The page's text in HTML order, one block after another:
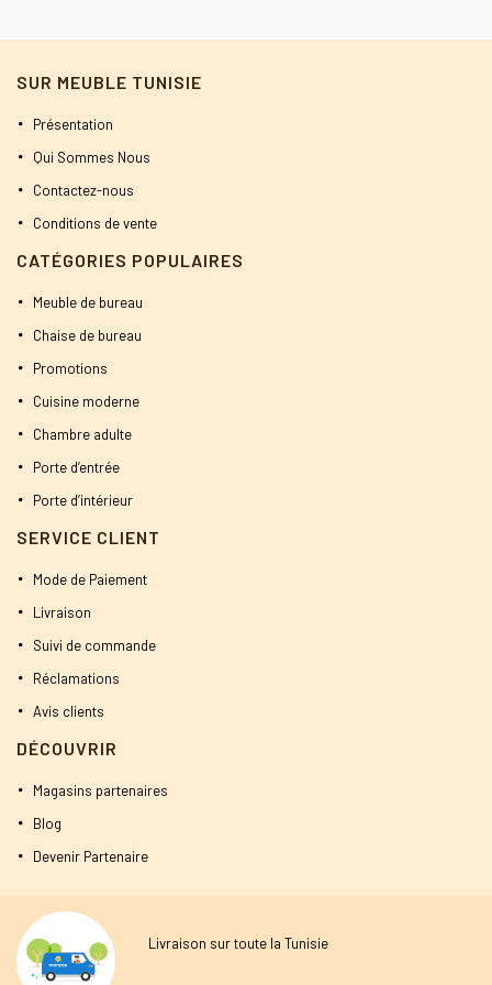
400 DT.380 DT.
SUR MEUBLE TUNISIE
Présentation
Qui Sommes Nous
Contactez-nous
Conditions de vente
CATÉGORIES POPULAIRES
Meuble de bureau
Chaise de bureau
Promotions
Cuisine moderne
Chambre adulte
Porte d’entrée
Porte d’intérieur
SERVICE CLIENT
Mode de Paiement
Livraison
Suivi de commande
Réclamations
Avis clients
DÉCOUVRIR
Magasins partenaires
Blog
Devenir Partenaire
Livraison sur toute la Tunisie